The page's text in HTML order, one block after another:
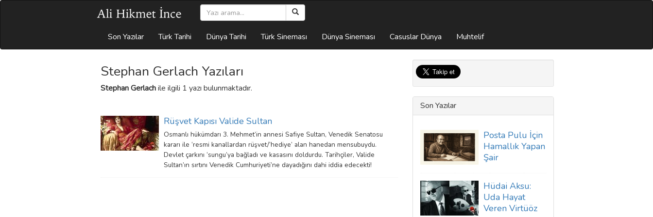
Son Yazılar Türk Tarihi Dünya Tarihi Türk Sineması Dünya Sineması Casuslar Dünya Muhtelif
Stephan Gerlach Yazıları
Stephan Gerlachile ilgili 1 yazı bulunmaktadır.
Rüşvet Kapısı Valide Sultan
Osmanlı hükümdarı 3. Mehmet’in annesi Safiye Sultan, Venedik Senatosu
kararı ile ‘resmi kanallardan rüşvet/‘hediye’ alan hanedan mensubuydu.
Devlet çarkını ‘sungu’ya bağladı ve kasasını doldurdu. Tarihçiler, Valide
Sultan’ın sırtını Venedik Cumhuriyeti’ne dayadığını dahi iddia edecekti!
Son Yazılar
Posta Pulu İçin
Hamallık Yapan
Şair
Hüdai Aksu:
Uda Hayat
Veren Virtüöz